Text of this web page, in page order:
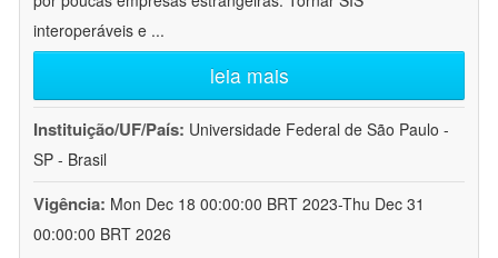
interoperáveis e ...
leia mais
Instituição/UF/País: Universidade Federal de São Paulo -
SP - Brasil
Vigência: Mon Dec 18 00:00:00 BRT 2023-Thu Dec 31
00:00:00 BRT 2026